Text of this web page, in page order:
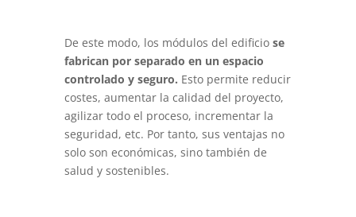
De este modo, los módulos del edificio se
fabrican por separado en un espacio
controlado y seguro. Esto permite reducir
costes, aumentar la calidad del proyecto,
agilizar todo el proceso, incrementar la
seguridad, etc. Por tanto, sus ventajas no
solo son económicas, sino también de
salud y sostenibles.